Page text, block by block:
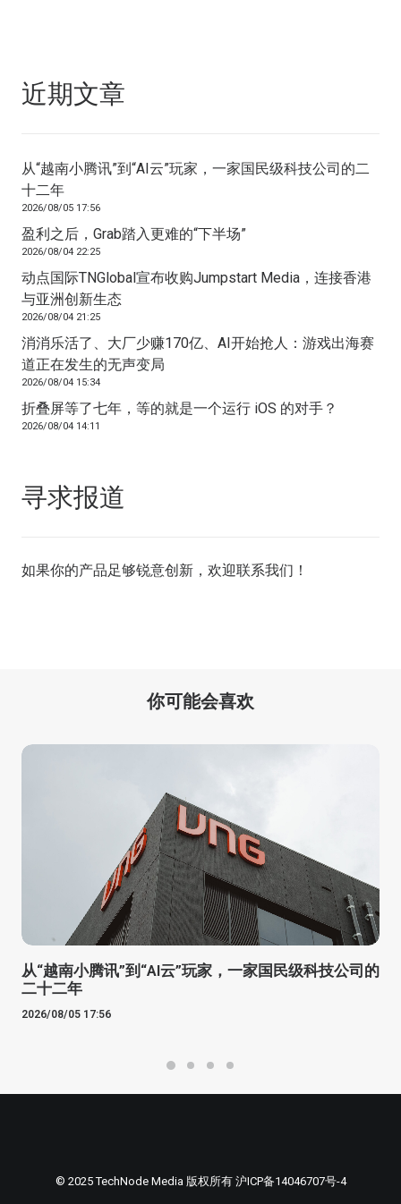
近期文章
从“越南小腾讯”到“AI云”玩家，一家国民级科技公司的二
十二年
2026/08/05 17:56
盈利之后，Grab踏入更难的“下半场”
2026/08/04 22:25
动点国际TNGlobal宣布收购Jumpstart Media，连接香港
与亚洲创新生态
2026/08/04 21:25
消消乐活了、大厂少赚170亿、AI开始抢人：游戏出海赛
道正在发生的无声变局
2026/08/04 15:34
折叠屏等了七年，等的就是一个运行 iOS 的对手？
2026/08/04 14:11
寻求报道
如果你的产品足够锐意创新，欢迎联系我们 ！
你可能会喜欢
从“越南小腾讯”到“AI云”玩家，一家国民级科技公司的
二十二年
2026/08/05 17:56
© 2025 TechNode Media 版权所有 沪ICP备14046707号-4